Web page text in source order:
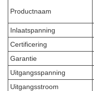
Productnaam
Inlaatspanning
Certificering
Garantie
Uitgangsspanning
Uitgangsstroom